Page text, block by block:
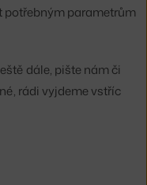
potřebným parametrům
dále, pište nám či
rádi vyjdeme vstříc